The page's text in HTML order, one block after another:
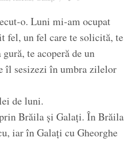
o. Luni mi-am ocupat
fel, un fel care te solicită, te
te acoperă de un
îl sesizezi în umbra zilelor
de luni.
Brăila și Galați. În Brăila
iar în Galați cu Gheorghe